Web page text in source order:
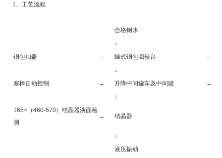
1、工艺流程
合格钢水
↓
钢包加盖
→ 蝶式钢包回转台 ←
↓
塞棒自动控制
→ 升降中间罐车及中间罐 ←
↓
165×（460-570）结晶器液面检
测
→ 结晶器
↓
液压振动